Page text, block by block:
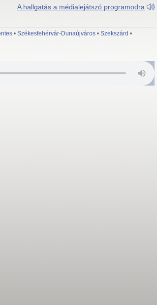
A hallgatás a médialejátszó programodra
• Székesfehérvár-Dunaújváros • Szekszárd •